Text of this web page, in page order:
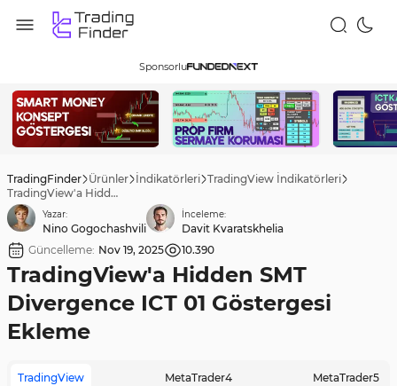
Sponsorlu
TradingFinder Ürünler İndikatörleri TradingView İndikatörleri
TradingView'a Hidden SMT Divergence ICT 01 Göstergesi Ekleme
Yazar:
Nino Gogochashvili
İnceleme:
Davit Kvaratskhelia
Güncelleme: Nov 19, 2025 10.390
TradingView'a Hidden SMT
Divergence ICT 01 Göstergesi
Ekleme
TradingView MetaTrader4 MetaTrader5